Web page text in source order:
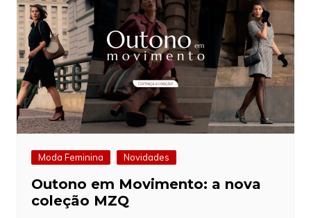
Moda Feminina Novidades
Outono em Movimento: a nova
coleção MZQ